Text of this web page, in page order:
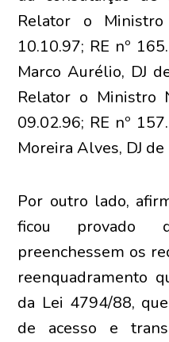
Relator o
10.10.97; RE nº
Marco Aurélio, DJ
Relator o Ministro
09.02.96; RE nº
Moreira Alves, DJ
Por outro lado,
ficou provado
preenchessem os
reenquadramento
da Lei 4794/88,
de acesso e